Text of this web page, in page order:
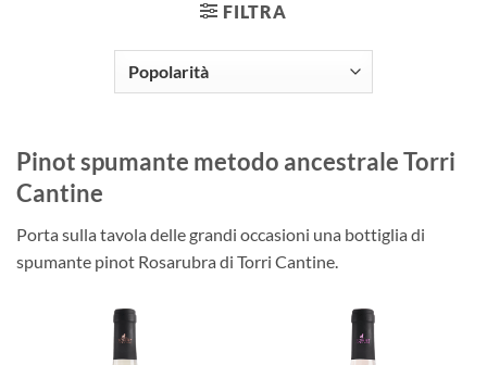
FILTRA
Pinot spumante metodo ancestrale Torri
Cantine
Porta sulla tavola delle grandi occasioni una bottiglia di
spumante pinot Rosarubra di Torri Cantine.